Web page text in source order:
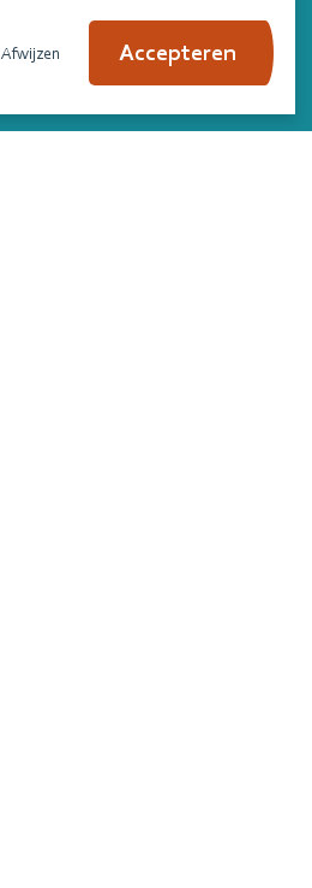
Afwijzen
Accepteren